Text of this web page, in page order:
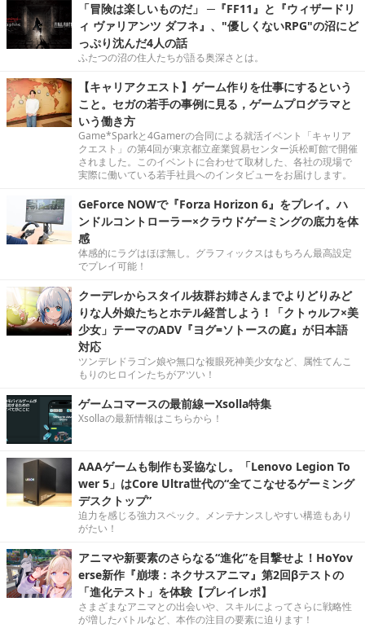
「冒険は楽しいものだ」 ─『FF11』と『ウィザードリ
ィ ヴァリアンツ ダフネ』、"優しくないRPG"の沼にど
っぷり沈んだ4人の話
ふたつの沼の住人たちが語る奥深さとは。
【キャリアクエスト】ゲーム作りを仕事にするという
こと。セガの若手の事例に見る，ゲームプログラマと
いう働き方
Game*Sparkと4Gamerの合同による就活イベント「キャリア
クエスト」の第4回が東京都立産業貿易センター浜松町館で開催
されました。このイベントに合わせて取材した、各社の現場で
実際に働いている若手社員へのインタビューをお届けします。
GeForce NOWで『Forza Horizon 6』をプレイ。ハ
ンドルコントローラー×クラウドゲーミングの底力を体
感
体感的にラグはほぼ無し。グラフィックスはもちろん最高設定
でプレイ可能！
クーデレからスタイル抜群お姉さんまでよりどりみど
りな人外娘たちとホテル経営しよう！「クトゥルフ×美
少女」テーマのADV『ヨグ=ソトースの庭』が日本語
対応
ツンデレドラゴン娘や無口な複眼死神美少女など、属性てんこ
もりのヒロインたちがアツい！
ゲームコマースの最前線ーXsolla特集
Xsollaの最新情報はこちらから！
AAAゲームも制作も妥協なし。「Lenovo Legion To
wer 5」はCore Ultra世代の“全てこなせるゲーミング
デスクトップ”
迫力を感じる強力スペック。メンテナンスしやすい構造もあり
がたい！
アニマや新要素のさらなる“進化”を目撃せよ！HoYov
erse新作『崩壊：ネクサスアニマ』第2回βテストの
「進化テスト」を体験【プレイレポ】
さまざまなアニマとの出会いや、スキルによってさらに戦略性
が増したバトルなど、本作の注目の要素に迫ります！